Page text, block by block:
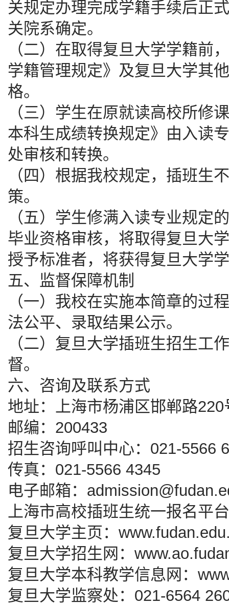
关规定办理完成学籍手续后正
关院系确定。
（二）在取得复旦大学学籍前
学籍管理规定》及复旦大学其
格。
（三）学生在原就读高校所修
本科生成绩转换规定》由入读
处审核和转换。
（四）根据我校规定，插班生
策。
（五）学生修满入读专业规定
毕业资格审核，将取得复旦大
授予标准者，将获得复旦大学
五、监督保障机制
（一）我校在实施本简章的过
法公平、录取结果公示。
（二）复旦大学插班生招生工
督。
六、咨询及联系方式
地址：上海市杨浦区邯郸路
邮编：200433
招生咨询呼叫中心：021-5566
传真：021-5566 4345
电子邮箱：
上海市高校插班生统一报名平
复旦大学主页：
复旦大学招生网：
复旦大学本科教学信息网：
复旦大学监察处：021-6564